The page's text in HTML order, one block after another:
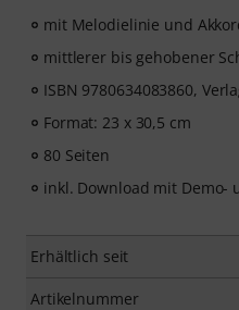
mit Melodielinie und
mittlerer bis gehobener
ISBN 9780634083860,
Format: 23 x 30,5 cm
80 Seiten
inkl. Download mit Demo-
Erhältlich seit
Artikelnummer